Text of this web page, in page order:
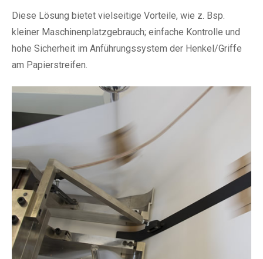
Diese Lösung bietet vielseitige Vorteile, wie z. Bsp.
kleiner Maschinenplatzgebrauch; einfache Kontrolle und
hohe Sicherheit im Anführungssystem der Henkel/Griffe
am Papierstreifen.